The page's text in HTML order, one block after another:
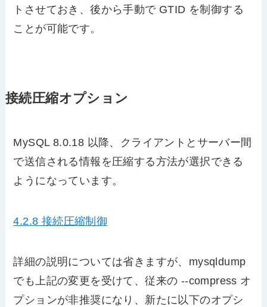
トさせておき、後から手動で GTID を制御する
ことが可能です。
接続圧縮オプション
MySQL 8.0.18 以降、クライアントとサーバー間
で送信される情報を圧縮する方法が選択できる
ようになっています。
4.2.8 接続圧縮制御
詳細の説明については省きますが、mysqldump
でも上記の変更を受けて、従来の --compress オ
プションが非推奨になり、新たに以下のオプシ